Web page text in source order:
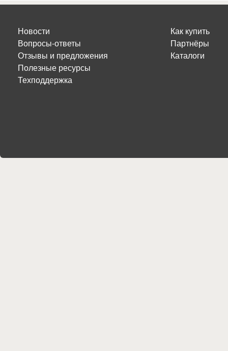
Новости
Вопросы-ответы
Отзывы и предложения
Полезные ресурсы
Техподдержка
Как купить
Партнёры
Каталоги